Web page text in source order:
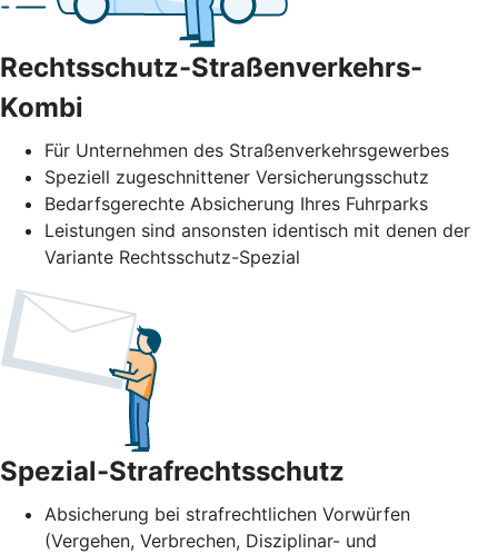
Rechtsschutz-Straßenverkehrs-
Kombi
Für Unternehmen des Straßenverkehrs­gewerbes
Speziell zugeschnittener Versicherungsschutz
Bedarfsgerechte Absicherung Ihres Fuhrparks
Leistungen sind ansonsten identisch mit denen der
Variante Rechtsschutz-Spezial
Spezial-Strafrechtsschutz
Absicherung bei strafrechtlichen Vorwürfen
(Vergehen, Verbrechen, Disziplinar- und